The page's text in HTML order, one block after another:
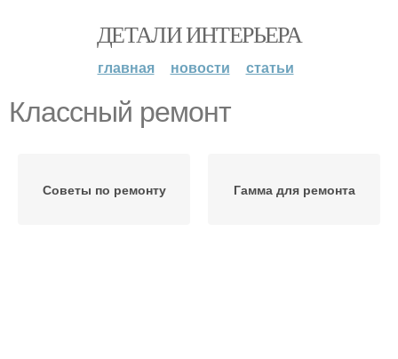
ДЕТАЛИ ИНТЕРЬЕРА
главная новости статьи
Классный ремонт
Советы по ремонту Гамма для ремонта